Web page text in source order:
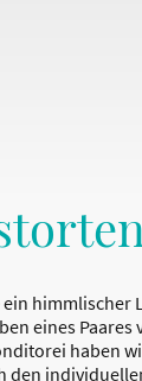
himmlischer
eines Paares
haben
den